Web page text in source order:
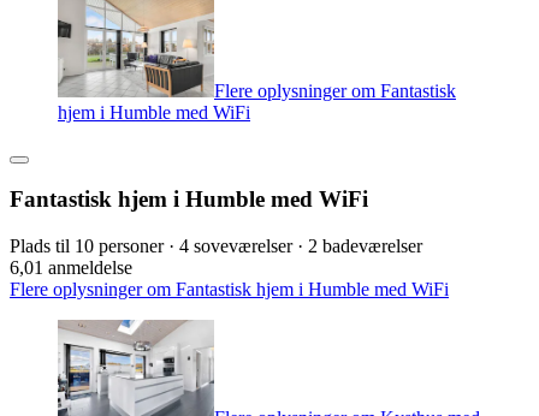
Flere oplysninger om Fantastisk
hjem i Humble med WiFi
Fantastisk hjem i Humble med WiFi
Plads til 10 personer · 4 soveværelser · 2 badeværelser
6,01 anmeldelse
Flere oplysninger om Fantastisk hjem i Humble med WiFi